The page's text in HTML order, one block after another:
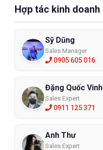
Hợp tác kinh doanh
Sỹ Dũng
Sales Manager
0905 605 016
Đặng Quốc Vinh
Sales Expert
0911 125 371
Anh Thư
Sales Expert